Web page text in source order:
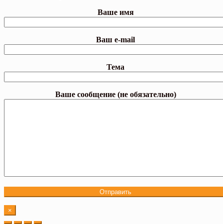
Ваше имя
Ваш e-mail
Тема
Ваше сообщение (не обязательно)
×